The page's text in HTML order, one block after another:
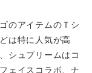
のアイテムのＴシ
は特に人気が高
シュプリームはコ
ェイスコラボ、ナ